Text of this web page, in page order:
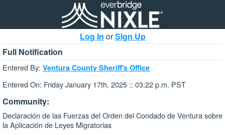
Log In orSign Up
Full Notification
Entered By: Ventura County Sheriff's Office
Entered On: Friday January 17th, 2025 :: 03:22 p.m. PST
Community:
Declaración de las Fuerzas del Orden del Condado de Ventura sobre
la Aplicación de Leyes Migratorias